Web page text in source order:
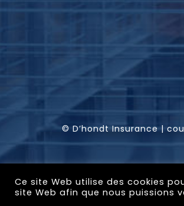
© D’hondt Insurance |
Ce site Web utilise des cookies
site Web afin que nous puissions